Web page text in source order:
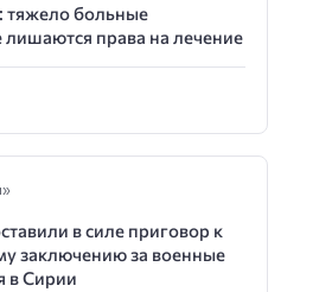
тяжело больные
права на лечение
в силе приговор к
заключению за военные
в Сирии